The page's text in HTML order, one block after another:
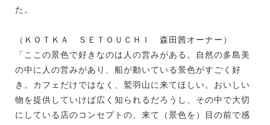
た。
（ＫＯＴＫＡ ＳＥＴＯＵＣＨＩ 森田茜オーナー）
「ここの景色で好きなのは人の営みがある。自然の多島美
の中に人の営みがあり、船が動いている景色がすごく好
き。カフェだけではなく、鷲羽山に来てほしい。おいしい
物を提供していけば広く知られるだろうし、その中で大切
にしている店のコンセプトの、来て（景色を）目の前で感